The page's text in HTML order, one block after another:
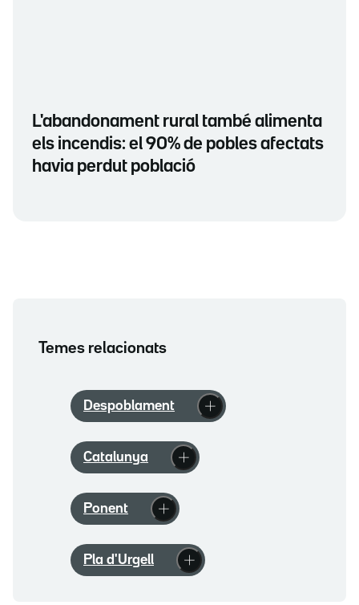
L'abandonament rural també alimenta
els incendis: el 90% de pobles afectats
havia perdut població
Temes relacionats
Despoblament
Catalunya
Ponent
Pla d'Urgell